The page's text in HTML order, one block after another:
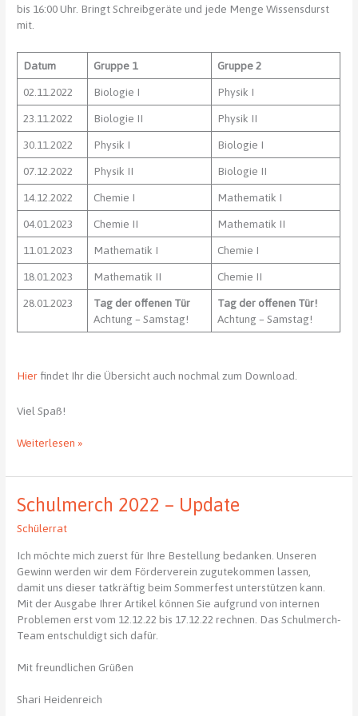
bis 16:00 Uhr. Bringt Schreibgeräte und jede Menge Wissensdurst
mit.
Datum Gruppe 1 Gruppe 2
02.11.2022 Biologie I Physik I
23.11.2022 Biologie II Physik II
30.11.2022 Physik I Biologie I
07.12.2022 Physik II Biologie II
14.12.2022 Chemie I Mathematik I
04.01.2023 Chemie II Mathematik II
11.01.2023 Mathematik I Chemie I
18.01.2023 Mathematik II Chemie II
28.01.2023
Tag der offenen Tür
Achtung – Samstag!
Tag der offenen Tür!
Achtung – Samstag!
Hier findet Ihr die Übersicht auch nochmal zum Download.
Viel Spaß!
Schülerakademie
Schüler
Klasse
4
Termine
in
der
Übersicht
Weiterlesen »
Schulmerch 2022 – Update
Schülerrat
Ich möchte mich zuerst für Ihre Bestellung bedanken. Unseren
Gewinn werden wir dem Förderverein zugutekommen lassen,
damit uns dieser tatkräftig beim Sommerfest unterstützen kann.
Mit der Ausgabe Ihrer Artikel können Sie aufgrund von internen
Problemen erst vom 12.12.22 bis 17.12.22 rechnen. Das Schulmerch-
Team entschuldigt sich dafür.
Mit freundlichen Grüßen
Shari Heidenreich